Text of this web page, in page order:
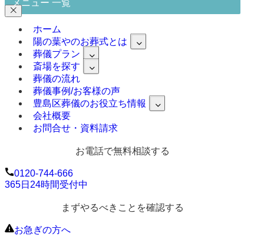
メニュー 一覧
ホーム
陽の葉やのお葬式とは
葬儀プラン
斎場を探す
葬儀の流れ
葬儀事例/お客様の声
豊島区葬儀のお役立ち情報
会社概要
お問合せ・資料請求
お電話で無料相談する
0120-744-666
365日24時間受付中
まずやるべきことを確認する
お急ぎの方へ